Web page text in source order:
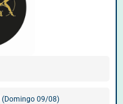
(Domingo 09/08)